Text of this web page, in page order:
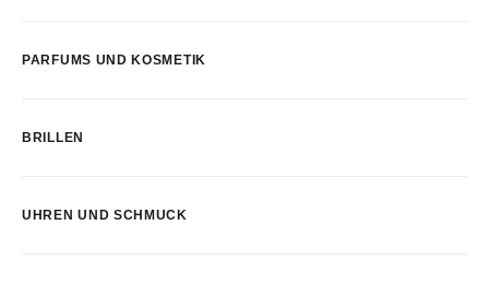
PARFUMS UND KOSMETIK
BRILLEN
UHREN UND SCHMUCK